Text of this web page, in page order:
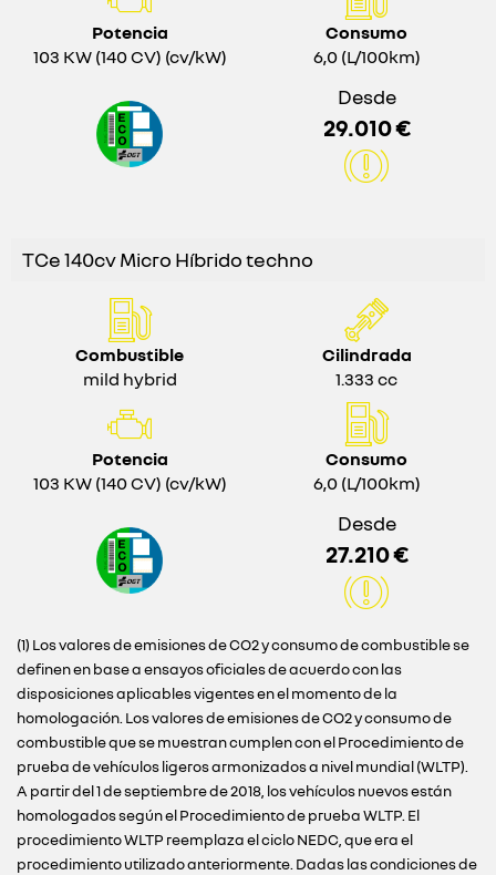
Potencia
103 KW (140 CV) (cv/kW)
Consumo
6,0 (L/100km)
Desde
29.010 €
TCe 140cv Micro Híbrido techno
Combustible
mild hybrid
Cilindrada
1.333 cc
Potencia
103 KW (140 CV) (cv/kW)
Consumo
6,0 (L/100km)
Desde
27.210 €
(1) Los valores de emisiones de CO2 y consumo de combustible se
definen en base a ensayos oficiales de acuerdo con las
disposiciones aplicables vigentes en el momento de la
homologación. Los valores de emisiones de CO2 y consumo de
combustible que se muestran cumplen con el Procedimiento de
prueba de vehículos ligeros armonizados a nivel mundial (WLTP).
A partir del 1 de septiembre de 2018, los vehículos nuevos están
homologados según el Procedimiento de prueba WLTP. El
procedimiento WLTP reemplaza el ciclo NEDC, que era el
procedimiento utilizado anteriormente. Dadas las condiciones de